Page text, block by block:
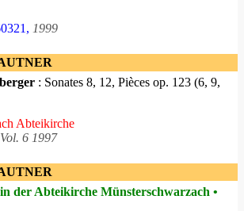
1999
: Sonates 8, 12, Pièces op. 123 (6, 9,
Abteikirche
Vol. 6 1997
der Abteikirche Münsterschwarzach •